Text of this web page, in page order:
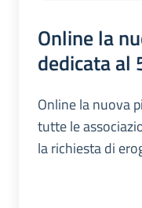
Online la
dedicata al
Online la nuova
tutte le
la richiesta di